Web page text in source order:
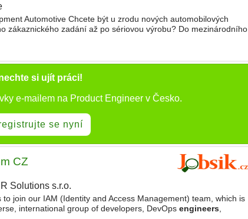
Automotive Chcete být u zrodu nových automobilových
zákaznického zadání až po sériovou výrobu? Do mezinárodního
si ujít práci!
e-mailem na Product Engineer v Česko.
se nyní
CZ
Solutions s.r.o.
join our IAM (Identity and Access Management) team, which is
international group of developers, DevOps engineers,